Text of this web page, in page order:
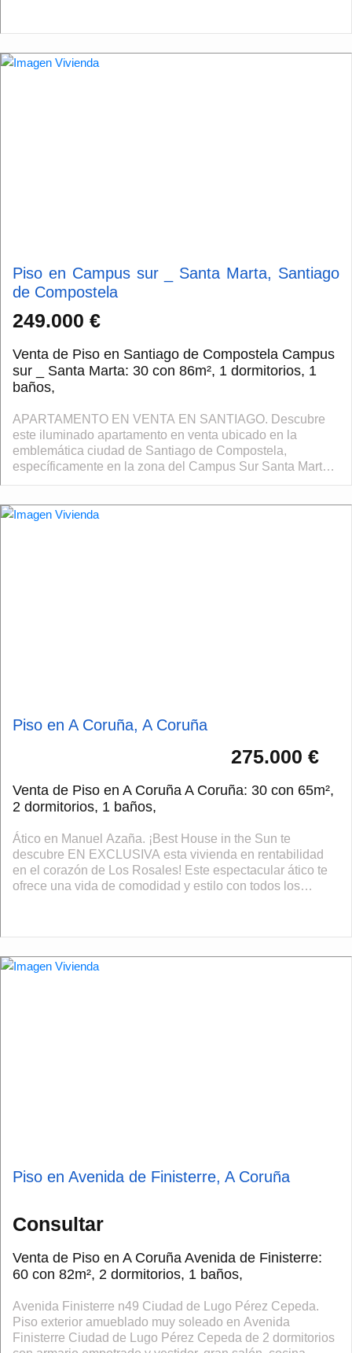
Piso en Campus sur _ Santa Marta, Santiago
de Compostela
249.000 €
Venta de Piso en Santiago de Compostela Campus
sur _ Santa Marta: 30 con 86m², 1 dormitorios, 1
baños,
APARTAMENTO EN VENTA EN SANTIAGO. Descubre
este iluminado apartamento en venta ubicado en la
emblemática ciudad de Santiago de Compostela,
específicamente en la zona del Campus Sur Santa Marta.
Este inmueble está actualmente alquilada y se vende c...
Piso en A Coruña, A Coruña
275.000 €
Venta de Piso en A Coruña A Coruña: 30 con 65m²,
2 dormitorios, 1 baños,
Ático en Manuel Azaña. ¡Best House in the Sun te
descubre EN EXCLUSIVA esta vivienda en rentabilidad
en el corazón de Los Rosales! Este espectacular ático te
ofrece una vida de comodidad y estilo con todos los
Piso en Avenida de Finisterre, A Coruña
Consultar
Venta de Piso en A Coruña Avenida de Finisterre:
60 con 82m², 2 dormitorios, 1 baños,
Avenida Finisterre n49 Ciudad de Lugo Pérez Cepeda.
Piso exterior amueblado muy soleado en Avenida
Finisterre Ciudad de Lugo Pérez Cepeda de 2 dormitorios